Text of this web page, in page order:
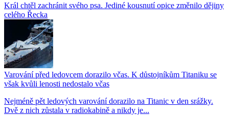
Král chtěl zachránit svého psa. Jediné kousnutí opice změnilo dějiny
celého Řecka
Varování před ledovcem dorazilo včas. K důstojníkům Titaniku se
však kvůli lenosti nedostalo včas
Nejméně pět ledových varování dorazilo na Titanic v den srážky.
Dvě z nich zůstala v radiokabině a nikdy je...